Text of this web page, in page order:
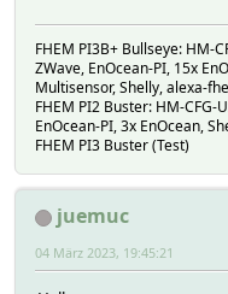
FHEM PI3B+ Bullseye: HM-
ZWave, EnOcean-PI, 15x
Multisensor, Shelly, alexa-
FHEM PI2 Buster: HM-CFG-
EnOcean-PI, 3x EnOcean,
FHEM PI3 Buster (Test)
juemuc
04 März 2023, 19:45:21